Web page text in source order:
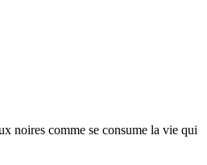
noires comme se consume la vie qui